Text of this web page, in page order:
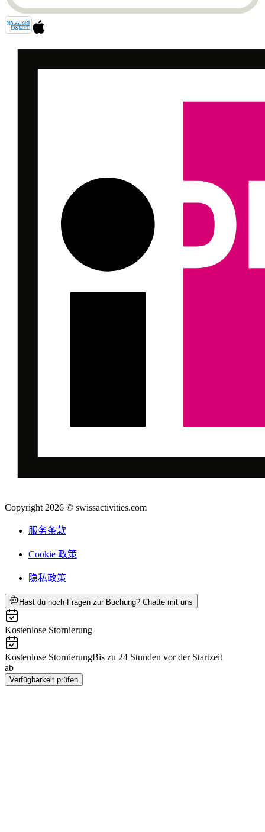
Copyright 2026 © swissactivities.com
服务条款
Cookie 政策
隐私政策
Hast du noch Fragen zur Buchung? Chatte mit uns
Kostenlose Stornierung
Kostenlose StornierungBis zu 24 Stunden vor der Startzeit
ab
Verfügbarkeit prüfen